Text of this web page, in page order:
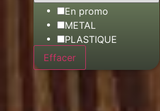
En promo
METAL
PLASTIQUE
Effacer